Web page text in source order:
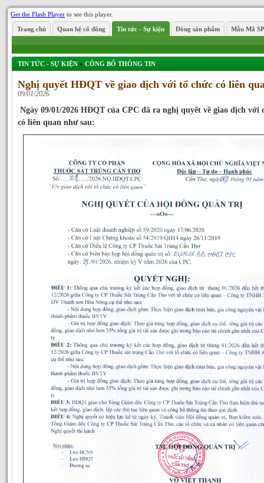
Get the Flash Player to see this player.
Trang chủ Quan hệ cổ đông Tin tức - Sự kiện Dòng sản phẩm Mẫu Mã SP
TIN TỨC - SỰ KIỆN » CÔNG BỐ THÔNG TIN
Nghị quyết HĐQT về giao dịch với tổ chức có liên
09/01/2026
Ngày 09/01/2026 HĐQT của CPC đã ra nghị quyết về giao dịch với
có liên quan như sau: